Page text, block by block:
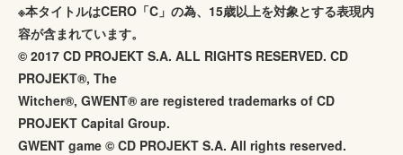
※本タイトルはCERO「C」の為、15歳以上を対象とする表現内
容が含まれています。
© 2017 CD PROJEKT S.A. ALL RIGHTS RESERVED. CD
PROJEKT®, The
Witcher®, GWENT® are registered trademarks of CD
PROJEKT Capital Group.
GWENT game © CD PROJEKT S.A. All rights reserved.